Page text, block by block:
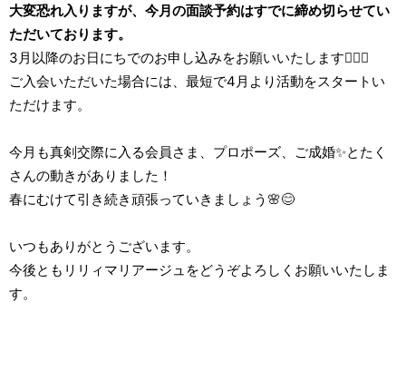
大変恐れ入りますが、今月の面談予約はすでに締め切らせてい
ただいております。
3月以降のお日にちでのお申し込みをお願いいたします🙇‍♂️‍♀
ご入会いただいた場合には、最短で4月より活動をスタートい
ただけます。
今月も真剣交際に入る会員さま、プロポーズ、ご成婚✨とたく
さんの動きがありました！
春にむけて引き続き頑張っていきましょう🌸😊
いつもありがとうございます。
今後ともリリィマリアージュをどうぞよろしくお願いいたしま
す。